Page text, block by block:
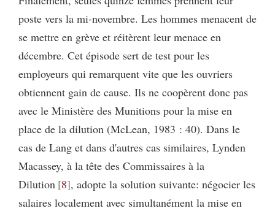
poste vers la mi-novembre. Les hommes menacent de
se mettre en grève et réitèrent leur menace en
décembre. Cet épisode sert de test pour les
employeurs qui remarquent vite que les ouvriers
obtiennent gain de cause. Ils ne coopèrent donc pas
avec le Ministère des Munitions pour la mise en
place de la dilution (McLean, 1983 : 40). Dans le
cas de Lang et dans d'autres cas similaires, Lynden
Macassey, à la tête des Commissaires à la
Dilution 8 , adopte la solution suivante: négocier les
salaires localement avec simultanément la mise en